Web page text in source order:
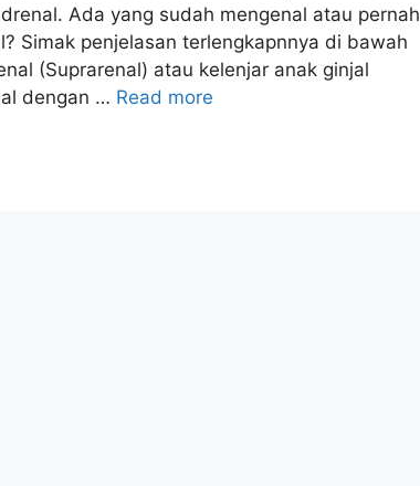
Ada yang sudah mengenal atau pernah
Simak penjelasan terlengkapnnya di bawah
(Suprarenal) atau kelenjar anak ginjal
dengan … Read more